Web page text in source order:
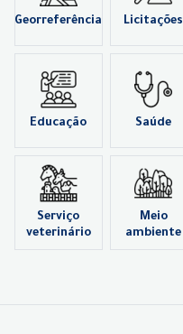
Georreferência Licitações
Educação Saúde
Serviço
veterinário
Meio
ambiente